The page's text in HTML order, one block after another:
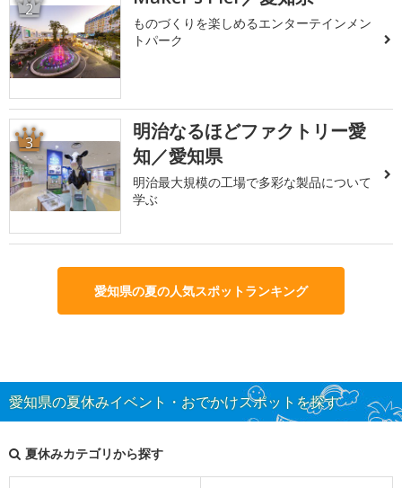
2
ものづくりを楽しめるエンターテインメン
トパーク
3
明治なるほどファクトリー愛
知／愛知県
明治最大規模の工場で多彩な製品について
学ぶ
愛知県の夏の人気スポットランキング
愛知県の夏休みイベント・おでかけスポットを探す
夏休みカテゴリから探す